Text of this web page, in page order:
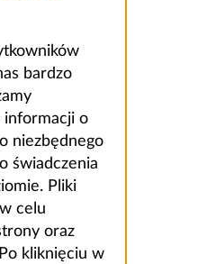
bardzo
informacji o
niezbędnego
świadczenia
Pliki
celu
oraz
kliknięciu w